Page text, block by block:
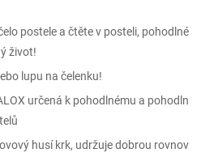
postele a čtěte v posteli, pohodlné
život!
lupu na čelenku!
určená k pohodlnému a pohodln
husí krk, udržuje dobrou rovnov